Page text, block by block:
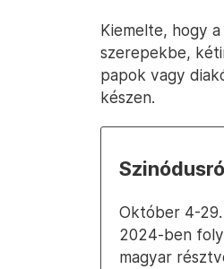
Kiemelte, hogy
szerepekbe,
papok vagy
készen.
Október 4-29.
2024-ben
magyar